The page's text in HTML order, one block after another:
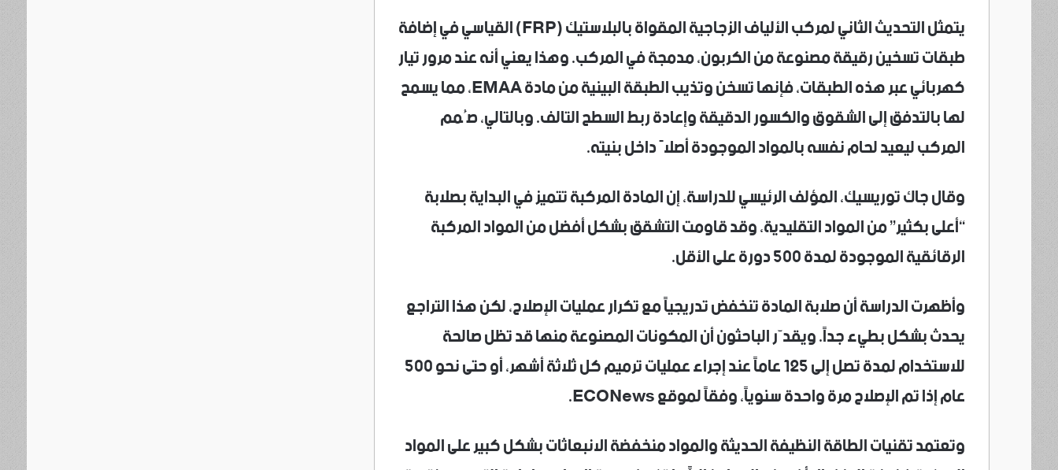
يتمثل التحديث الثاني لمركب الألياف الزجاجية المقواة بالبلاستيك (FRP) القياسي في إضافة
طبقات تسخين رقيقة مصنوعة من الكربون، مدمجة في المركب. وهذا يعني أنه عند مرور تيار
كهربائي عبر هذه الطبقات، فإنها تسخن وتذيب الطبقة البينية من مادة EMAA، مما يسمح
لها بالتدفق إلى الشقوق والكسور الدقيقة وإعادة ربط السطح التالف. وبالتالي، صُمم
المركب ليعيد لحام نفسه بالمواد الموجودة أصلاً داخل بنيته.
وقال جاك توريسيك، المؤلف الرئيسي للدراسة، إن المادة المركبة تتميز في البداية بصلابة
“أعلى بكثير” من المواد التقليدية، وقد قاومت التشقق بشكل أفضل من المواد المركبة
الرقائقية الموجودة لمدة 500 دورة على الأقل.
وأظهرت الدراسة أن صلابة المادة تنخفض تدريجياً مع تكرار عمليات الإصلاح، لكن هذا التراجع
يحدث بشكل بطيء جداً. ويقدّر الباحثون أن المكونات المصنوعة منها قد تظل صالحة
للاستخدام لمدة تصل إلى 125 عاماً عند إجراء عمليات ترميم كل ثلاثة أشهر، أو حتى نحو 500
عام إذا تم الإصلاح مرة واحدة سنوياً، وفقاً لموقع ECONews.
وتعتمد تقنيات الطاقة النظيفة الحديثة والمواد منخفضة الانبعاثات بشكل كبير على المواد